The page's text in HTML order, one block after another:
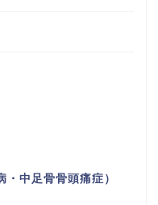
中足骨骨頭痛症）